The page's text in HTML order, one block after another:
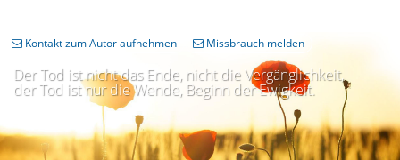
Der Tod ist nicht das Ende, nicht die Vergänglichkeit,
der Tod ist nur die Wende, Beginn der Ewigkeit.
Kontakt zum Autor aufnehmen Missbrauch melden